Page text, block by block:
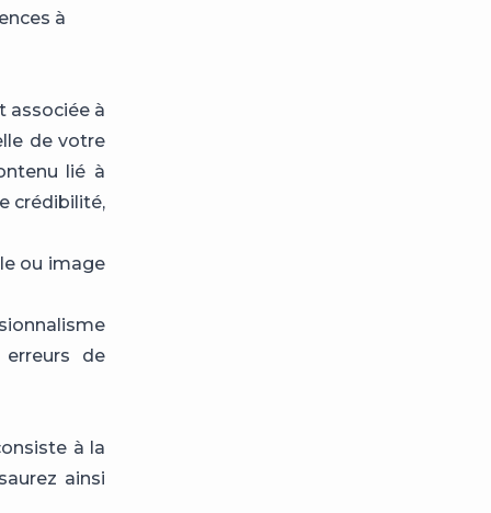
à
associée à
de votre
lié à
crédibilité,
ou image
erreurs de
à la
ainsi